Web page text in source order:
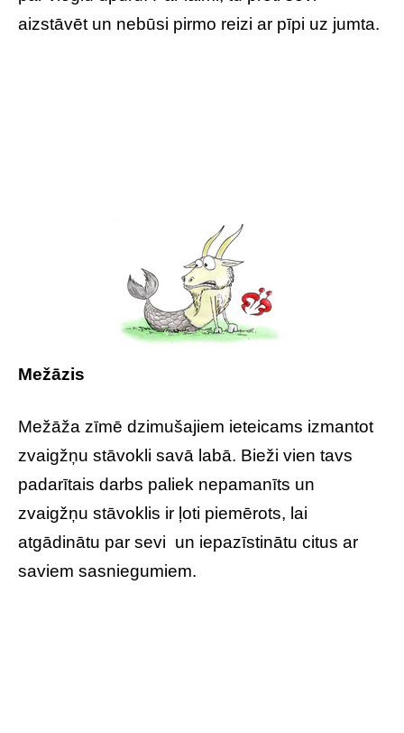
aizstāvēt un nebūsi pirmo reizi ar pīpi uz jumta.
Mežāzis
Mežāža zīmē dzimušajiem ieteicams izmantot
zvaigžņu stāvokli savā labā. Bieži vien tavs
padarītais darbs paliek nepamanīts un
zvaigžņu stāvoklis ir ļoti piemērots, lai
atgādinātu par sevi un iepazīstinātu citus ar
saviem sasniegumiem.